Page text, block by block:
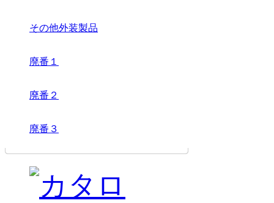
その他外装製品
廃番１
廃番２
廃番３